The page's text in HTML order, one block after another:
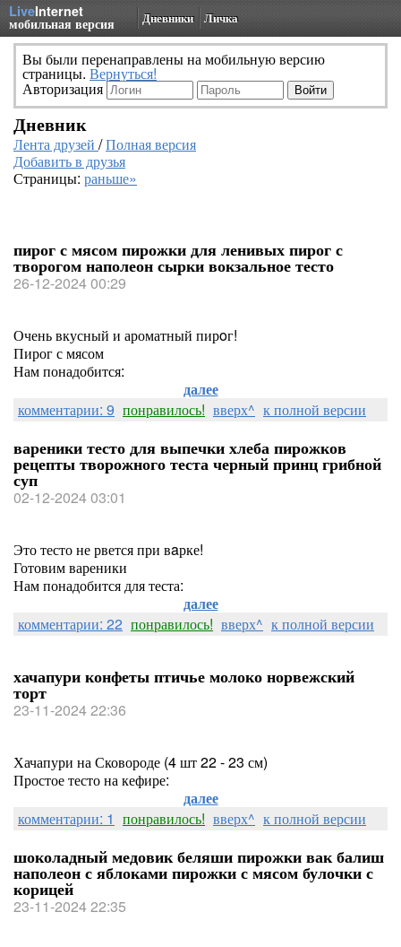
LiveInternet
мобильная версия Дневники Личка
Вы были перенаправлены на мобильную версию
страницы. Вернуться!
Авторизация
Дневник
Лента друзей /Полная версия
Добавить в друзья
Страницы: раньше»
пирог с мясом пирожки для ленивых пирог с
творогом наполеон сырки вокзальное тесто
26-12-2024 00:29
Очень вкусный и ароматный пирoг!
Пирог с мясом
Нам понадобится:
далее
комментарии: 9 понравилось! вверх^ к полной версии
вареники тесто для выпечки хлеба пирожков
рецепты творожного теста черный принц грибной
суп
02-12-2024 03:01
Это тесто не рвется при вaрке!
Готовим вареники
Нам понадобится для теста:
далее
комментарии: 22 понравилось! вверх^ к полной версии
хачапури конфеты птичье молоко норвежский
торт
23-11-2024 22:36
Хачапури на Сковороде (4 шт 22 - 23 см)
Простое тесто на кефире:
далее
комментарии: 1 понравилось! вверх^ к полной версии
шоколадный медовик беляши пирожки вак балиш
наполеон с яблоками пирожки с мясом булочки с
корицей
23-11-2024 22:35